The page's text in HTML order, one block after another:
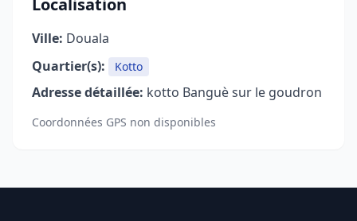
Localisation
Ville: Douala
Quartier(s):
Kotto
Adresse détaillée: kotto Banguè sur le goudron
Coordonnées GPS non disponibles